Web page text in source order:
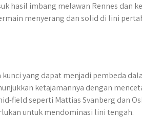
hasil imbang melawan Rennes dan
menyerang dan solid di lini
yang dapat menjadi pembeda
ketajamannya dengan
field seperti Mattias Svanberg dan
untuk mendominasi lini tengah.